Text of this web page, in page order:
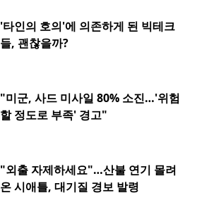
'타인의 호의'에 의존하게 된 빅테크
들, 괜찮을까?
"미군, 사드 미사일 80% 소진…'위험
할 정도로 부족' 경고"
"외출 자제하세요"…산불 연기 몰려
온 시애틀, 대기질 경보 발령